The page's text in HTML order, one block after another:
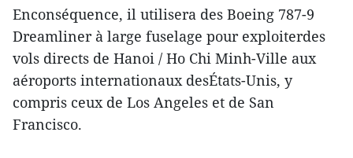
Enconséquence, il utilisera des Boeing 787-9
Dreamliner à large fuselage pour exploiterdes
vols directs de Hanoi / Ho Chi Minh-Ville aux
aéroports internationaux desÉtats-Unis, y
compris ceux de Los Angeles et de San
Francisco.